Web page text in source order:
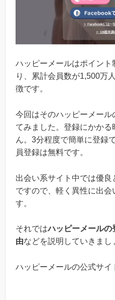
ハッピーメールはポイン
り、累計会員数が1,500万
徴です。
今回はそのハッピーメー
てみました。登録にかか
ん。3分程度で簡単に登録
員登録は無料です。
出会い系サイト中では優良
ですので、軽く異性に出会
す。
それではハッピーメールの
由などを説明していきまし
ハッピーメールの公式サイ